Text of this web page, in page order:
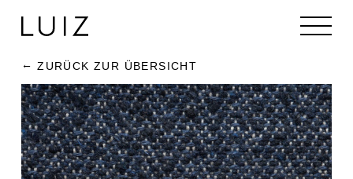
ZURÜCK ZUR ÜBERSICHT